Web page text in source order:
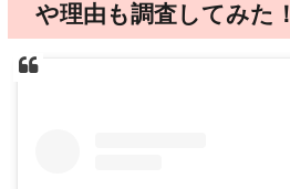
や理由も調査してみた！